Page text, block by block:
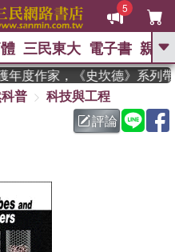
5
GO
東野圭吾 、 高希均教授回憶錄
父親節 、 如果歷
暑期推薦 、 國際布克
迷走神經
三民東大 電子書 親子
度作家，《史坎德》系列帶
普
科技與工程
評論